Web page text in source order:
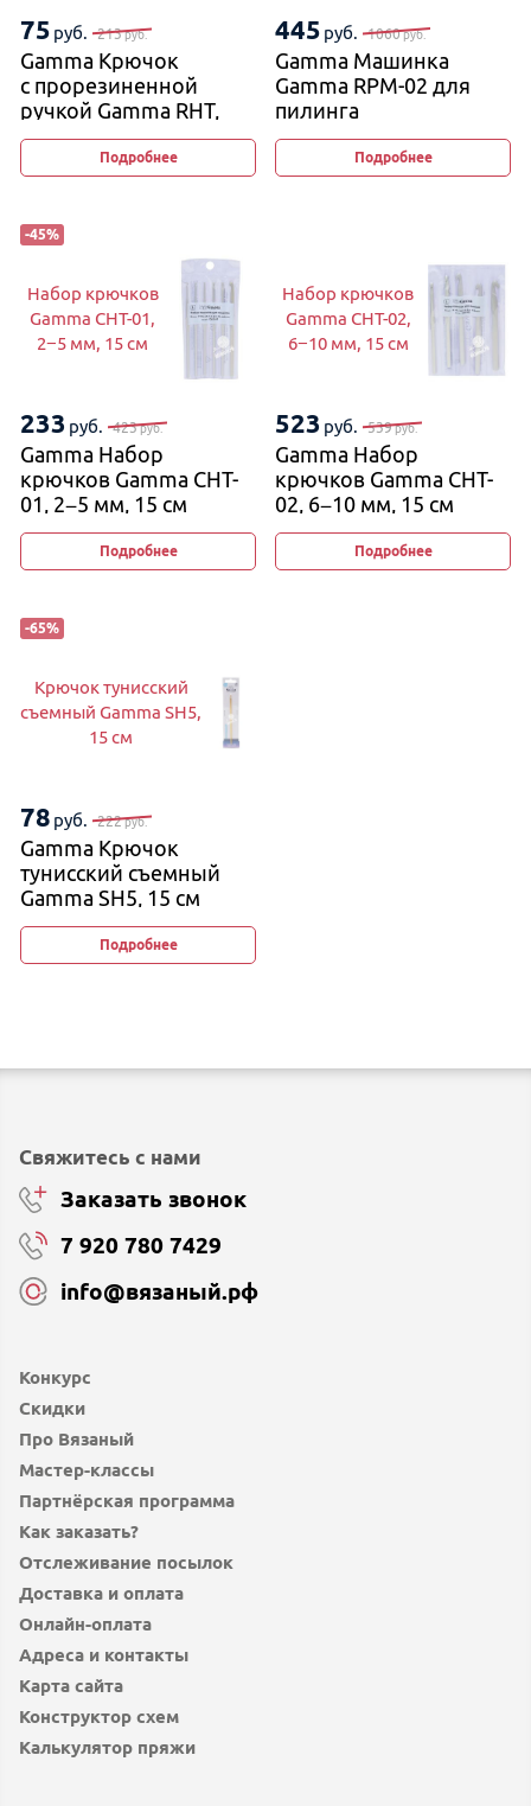
75 руб. 213руб.
Gamma Крючок
с прорезиненной
ручкой Gamma RHT,
14,5 см
Подробнее
445 руб. 1060руб.
Gamma Машинка
Gamma RPM-02 для
пилинга
Подробнее
-45%
Набор крючков
Gamma CHT-01,
2−5 мм, 15 см
233 руб. 423руб.
Gamma Набор
крючков Gamma CHT-
01, 2−5 мм, 15 см
Подробнее
Набор крючков
Gamma CHT-02,
6−10 мм, 15 см
523 руб. 539руб.
Gamma Набор
крючков Gamma CHT-
02, 6−10 мм, 15 см
Подробнее
-65%
Крючок тунисский
съемный Gamma SH5,
15 см
78 руб. 222руб.
Gamma Крючок
тунисский съемный
Gamma SH5, 15 см
Подробнее
Конкурс
Скидки
Про Вязаный
Мастер-классы
Партнёрская программа
Как заказать?
Отслеживание посылок
Доставка и оплата
Онлайн-оплата
Адреса и контакты
Карта сайта
Конструктор схем
Калькулятор пряжи
Свяжитесь с нами
Заказать звонок
7 920 780 7429
info@вязаный.рф